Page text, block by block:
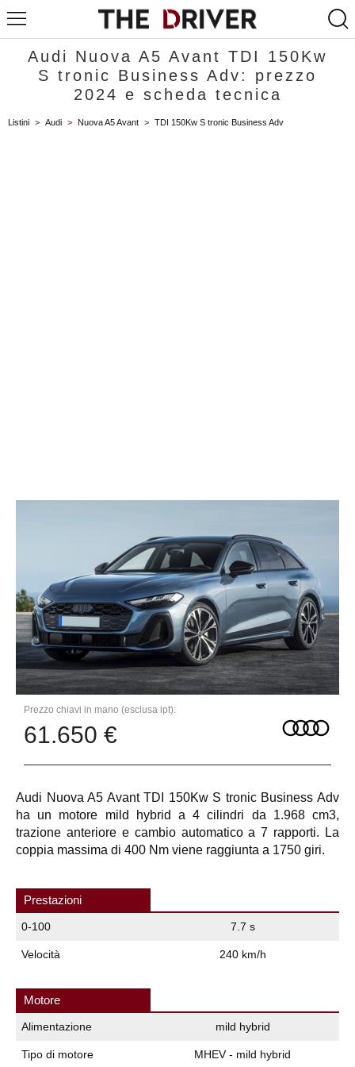
Audi Nuova A5 Avant TDI 150Kw
S tronic Business Adv: prezzo
2024 e scheda tecnica
Listini > Audi > Nuova A5 Avant > TDI 150Kw S tronic Business Adv
Prezzo chiavi in mano (esclusa ipt):
61.650 €
Audi Nuova A5 Avant TDI 150Kw S tronic Business Adv
ha un motore mild hybrid a 4 cilindri da 1.968 cm3,
trazione anteriore e cambio automatico a 7 rapporti. La
coppia massima di 400 Nm viene raggiunta a 1750 giri.
Prestazioni
0-100 7.7 s
Velocità 240 km/h
Motore
Alimentazione mild hybrid
Tipo di motore MHEV - mild hybrid